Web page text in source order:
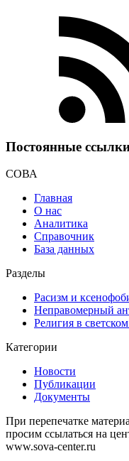
Постоянные
СОВА
Главная
О нас
Аналитика
Справочник
База данных
Разделы
Расизм и
Неправомерный
Религия в
Категории
Новости
Публикации
Документы
При перепечатке
просим ссылаться на
www.sova-center.ru